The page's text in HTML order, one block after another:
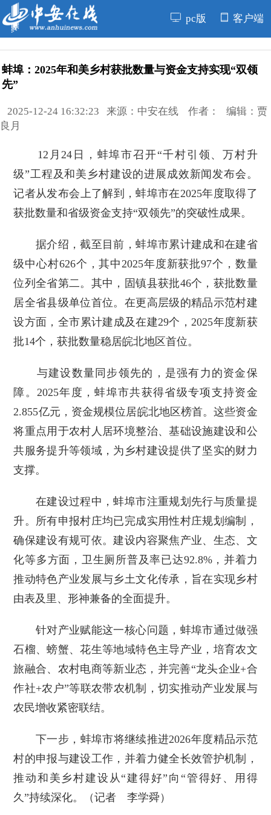
pc版 客户端
蚌埠：2025年和美乡村获批数量与资金支持实现“双领
先”
2025-12-24 16:32:23 来源：中安在线 作者： 编辑：贾
良月
12月24日，蚌埠市召开“千村引领、万村升
级”工程及和美乡村建设的进展成效新闻发布会。
记者从发布会上了解到，蚌埠市在2025年度取得了
获批数量和省级资金支持“双领先”的突破性成果。
据介绍，截至目前，蚌埠市累计建成和在建省
级中心村626个，其中2025年度新获批97个，数量
位列全省第二。其中，固镇县获批46个，获批数量
居全省县级单位首位。在更高层级的精品示范村建
设方面，全市累计建成及在建29个，2025年度新获
批14个，获批数量稳居皖北地区首位。
与建设数量同步领先的，是强有力的资金保
障。2025年度，蚌埠市共获得省级专项支持资金
2.855亿元，资金规模位居皖北地区榜首。这些资金
将重点用于农村人居环境整治、基础设施建设和公
共服务提升等领域，为乡村建设提供了坚实的财力
支撑。
在建设过程中，蚌埠市注重规划先行与质量提
升。所有申报村庄均已完成实用性村庄规划编制，
确保建设有规可依。建设内容聚焦产业、生态、文
化等多方面，卫生厕所普及率已达92.8%，并着力
推动特色产业发展与乡土文化传承，旨在实现乡村
由表及里、形神兼备的全面提升。
针对产业赋能这一核心问题，蚌埠市通过做强
石榴、螃蟹、花生等地域特色主导产业，培育农文
旅融合、农村电商等新业态，并完善“龙头企业+合
作社+农户”等联农带农机制，切实推动产业发展与
农民增收紧密联结。
下一步，蚌埠市将继续推进2026年度精品示范
村的申报与建设工作，并着力健全长效管护机制，
推动和美乡村建设从“建得好”向“管得好、用得
久”持续深化。（记者 李学舜）